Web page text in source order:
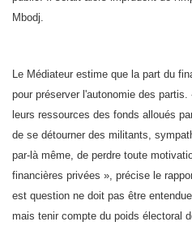
Mbodj.
Le Médiateur estime que la part du
pour préserver l'autonomie des
leurs ressources des fonds alloués
de se détourner des militants,
par-là même, de perdre toute
financières privées », précise le
est question ne doit pas être
mais tenir compte du poids électoral